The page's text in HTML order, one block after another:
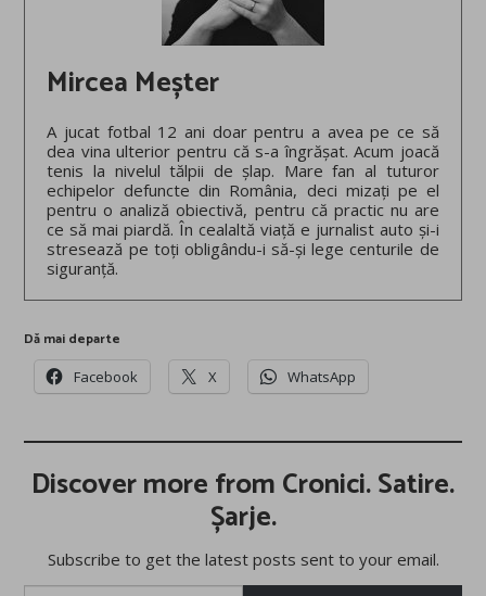
Mircea Meșter
A jucat fotbal 12 ani doar pentru a avea pe ce să
dea vina ulterior pentru că s-a îngrășat. Acum joacă
tenis la nivelul tălpii de șlap. Mare fan al tuturor
echipelor defuncte din România, deci mizați pe el
pentru o analiză obiectivă, pentru că practic nu are
ce să mai piardă. În cealaltă viață e jurnalist auto și-i
stresează pe toți obligându-i să-și lege centurile de
siguranță.
Dă mai departe
Facebook X WhatsApp
Discover more from Cronici. Satire.
Șarje.
Subscribe to get the latest posts sent to your email.